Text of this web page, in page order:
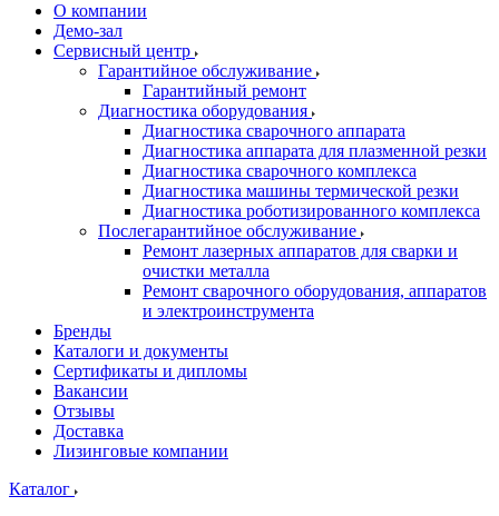
О компании
Демо-зал
Сервисный центр
Гарантийное обслуживание
Гарантийный ремонт
Диагностика оборудования
Диагностика сварочного аппарата
Диагностика аппарата для плазменной резки
Диагностика сварочного комплекса
Диагностика машины термической резки
Диагностика роботизированного комплекса
Послегарантийное обслуживание
Ремонт лазерных аппаратов для сварки и
очистки металла
Ремонт сварочного оборудования, аппаратов
и электроинструмента
Бренды
Каталоги и документы
Сертификаты и дипломы
Вакансии
Отзывы
Доставка
Лизинговые компании
Каталог